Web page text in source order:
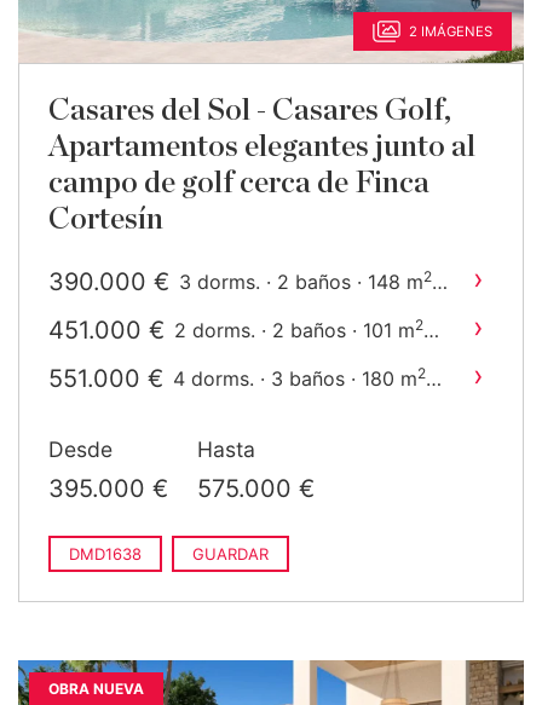
2 IMÁGENES
Casares del Sol - Casares Golf,
Apartamentos elegantes junto al
campo de golf cerca de Finca
Cortesín
390.000 € 3 dorms. · 2 baños · 148 m2 ›
451.000 € 2 dorms. · 2 baños · 101 m2 ›
551.000 € 4 dorms. · 3 baños · 180 m2 ›
Desde
395.000 €
Hasta
575.000 €
DMD1638 GUARDAR
OBRA NUEVA